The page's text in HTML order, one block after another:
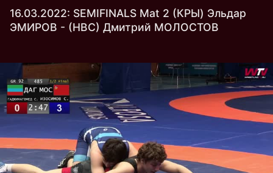
16.03.2022: SEMIFINALS Mat 2 (КРЫ) Эльдар
ЭМИРОВ - (НВС) Дмитрий МОЛОСТОВ